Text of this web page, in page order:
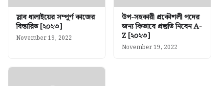
স্লাব ধালাইয়ের সম্পূর্ণ কাজের
বিস্তারিত [২০২৩]
November 19, 2022
উপ-সহকারী প্রকৌশলী পদের
জন্য কিভাবে প্রস্তুতি নিবেন A-
Z [২০২৩]
November 19, 2022